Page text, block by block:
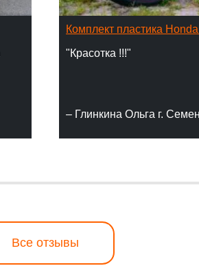
Комплект пластика
"Красотка !!!"
– Глинкина Ольга г.
Все отзывы